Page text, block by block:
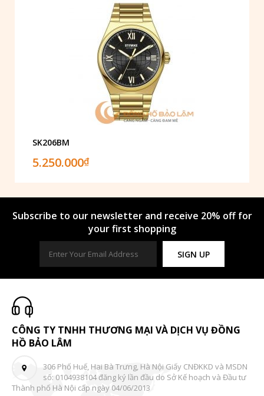
SK206BM
5.250.000₫
Subscribe to our newsletter and receive 20% off for
your first shopping
SIGN UP
CÔNG TY TNHH THƯƠNG MẠI VÀ DỊCH VỤ ĐỒNG
HỒ BẢO LÂM
306 Phố Huế, Hai Bà Trưng, Hà Nội Giấy CNĐKKD và MSDN
số: 0104938104 đăng ký lần đầu do Sở Kế hoạch và Đầu tư
Thành phố Hà Nội cấp ngày 04/06/2013